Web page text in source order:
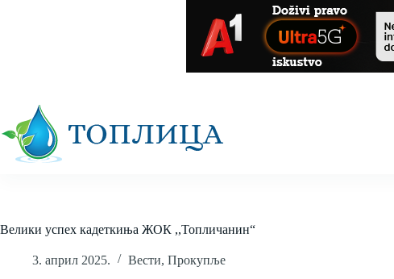
Велики успех кадеткиња ЖОК ,,Топличанин“
3. април 2025. Вести, Прокупље